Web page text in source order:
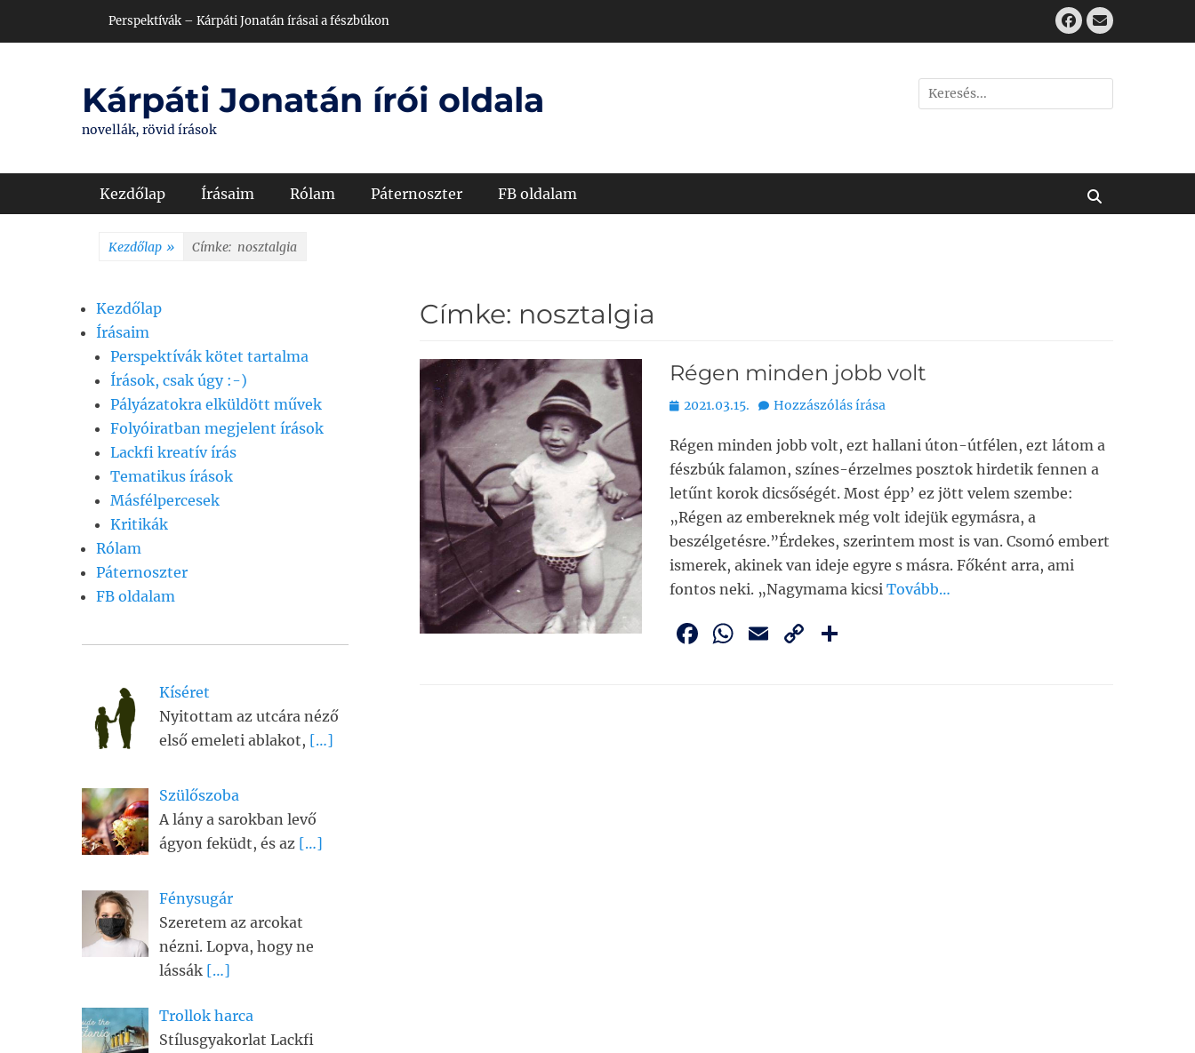
Header Top Menu
Perspektívák – Kárpáti Jonatán írásai a fészbúkon Facebook
Email
Kárpáti Jonatán írói oldala
novellák, rövid írások
Search
for:
Primary Menu
Kezdőlap Írásaim Rólam Páternoszter FB oldalam
Kezdőlap » Címke: nosztalgia
Címke: nosztalgia
Régen minden jobb volt
Bejegyezve
2021.03.15. Hozzászólás írása
Régen minden jobb volt, ezt hallani úton-útfélen, ezt látom a
fészbúk falamon, színes-érzelmes posztok hirdetik fennen a
letűnt korok dicsőségét. Most épp’ ez jött velem szembe:
„Régen az embereknek még volt idejük egymásra, a
beszélgetésre.”Érdekes, szerintem most is van. Csomó embert
ismerek, akinek van ideje egyre s másra. Főként arra, ami
fontos neki. „Nagymama kicsi Tovább…
F
W E
C
Kezdőlap
Írásaim
Perspektívák kötet tartalma
Írások, csak úgy :-)
Pályázatokra elküldött művek
Folyóiratban megjelent írások
Lackfi kreatív írás
Tematikus írások
Másfélpercesek
Kritikák
Rólam
Páternoszter
FB oldalam
Kíséret
Nyitottam az utcára néző
első emeleti ablakot, […]
Szülőszoba
A lány a sarokban levő
ágyon feküdt, és az […]
Fénysugár
Szeretem az arcokat
nézni. Lopva, hogy ne
lássák […]
Trollok harca
Stílusgyakorlat Lackfi